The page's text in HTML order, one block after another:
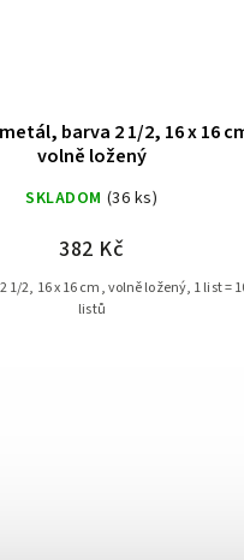
barva 2 1/2, 16 x 16
volně ložený
SKLADOM (36 ks)
382 Kč
1/2, 16 x 16 cm, volně ložený, 1 list =
listů